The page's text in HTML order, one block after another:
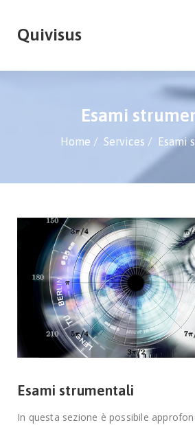
Quivisus
Esami
Home Services Esami
Esami strumentali
In questa sezione è possibile